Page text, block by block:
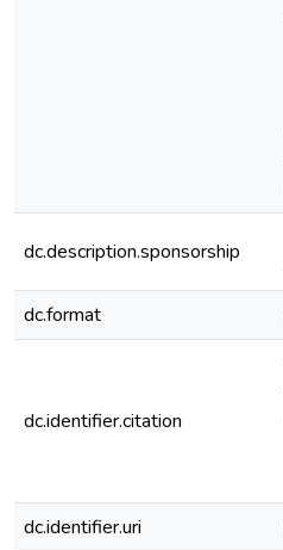
dc.description.sponsorship
dc.format
dc.identifier.citation
dc.identifier.uri